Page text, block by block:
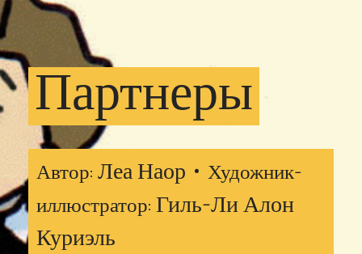
Партнеры
Автор: Леа Наор • Художник-
иллюстратор: Гиль-Ли Алон
Куриэль